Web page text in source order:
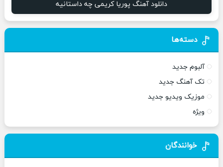
دانلود آهنگ پوریا کریمی چه داستانیه
دسته‌ها
آلبوم جدید
تک آهنگ جدید
موزیک ویدیو جدید
ویژه
خوانندگان